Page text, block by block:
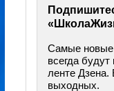
Самые новые
всегда
ленте Дзена.
выходных.